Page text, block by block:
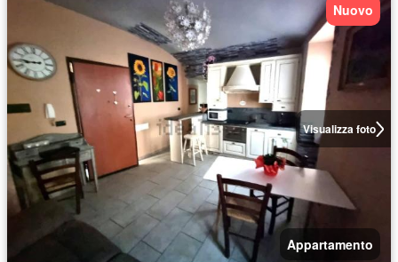
Visualizza foto
Nuovo
Appartamento